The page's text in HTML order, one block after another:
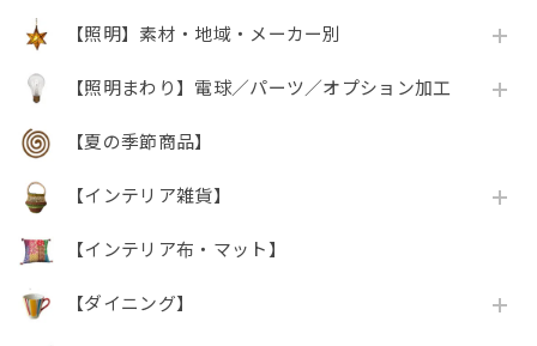
【照明】素材・地域・メーカー別
【照明まわり】電球／パーツ／オプション加工
【夏の季節商品】
【インテリア雑貨】
【インテリア布・マット】
【ダイニング】